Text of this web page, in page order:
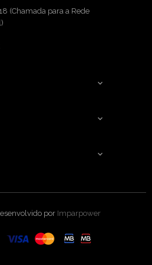
(Chamada para a Rede



por Imparpower